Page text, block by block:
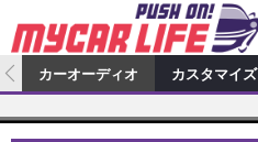
カーオーディオ
特集記事
カスタマイズ
カーオーディオ カスタマイズ